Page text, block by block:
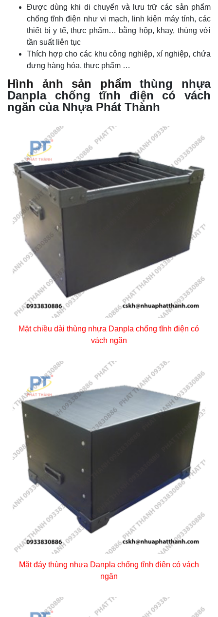
Được dùng khi di chuyển và lưu trữ các sản phẩm
chống tĩnh điện như vi mạch, linh kiện máy tính, các
thiết bị y tế, thực phẩm… bằng hộp, khay, thùng với
tần suất liên tục
Thích hợp cho các khu công nghiệp, xí nghiệp, chứa
đựng hàng hóa, thực phẩm …
Hình ảnh sản phẩmthùng nhựa
Danpla chống tĩnh điện có vách
ngăn của Nhựa Phát Thành
Mặt chiều dài thùng nhựa Danpla chống tĩnh điện có
vách ngăn
Mặt đáy thùng nhựa Danpla chống tĩnh điện có vách
ngăn